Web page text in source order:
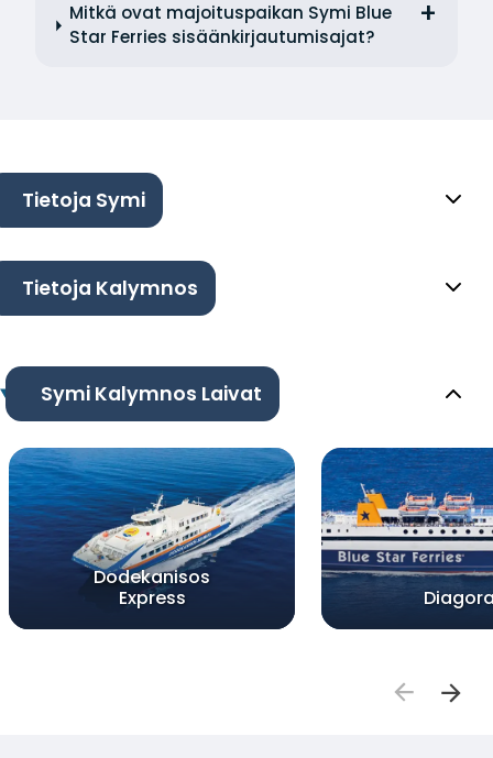
Mitkä ovat majoituspaikan Symi Blue
Star Ferries sisäänkirjautumisajat?
Tietoja Symi
Tietoja Kalymnos
Symi Kalymnos Laivat
Dodekanisos
Express